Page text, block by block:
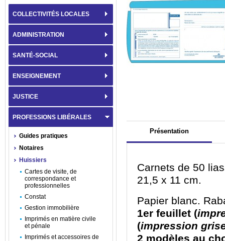
Présentation
Carnets de 50
21,5 x 11 cm.
Papier blanc.
1er feuillet (
(impression
2 modèles au
COLLECTIVITÉS LOCALES
ADMINISTRATION
SANTÉ-SOCIAL
ENSEIGNEMENT
JUSTICE
PROFESSIONS LIBÉRALES
Guides pratiques
Notaires
Huissiers
Cartes de visite, de
correspondance et
professionnelles
Constat
Gestion immobilière
Imprimés en matière civile
et pénale
Imprimés et accessoires de